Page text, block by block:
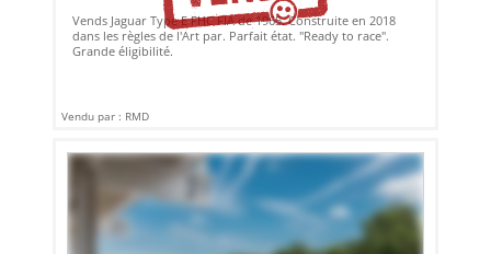
Vends Jaguar Type E FHC FIA de 1965. Construite en 2018
dans les règles de l'Art par. Parfait état. "Ready to race".
Grande éligibilité.
Vendu par : RMD